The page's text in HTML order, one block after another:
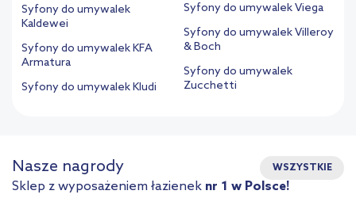
Syfony do umywalek
Kaldewei
Syfony do umywalek KFA
Armatura
Syfony do umywalek Kludi
Syfony do umywalek Viega
Syfony do umywalek Villeroy
& Boch
Syfony do umywalek
Zucchetti
Nasze nagrody WSZYSTKIE
Sklep z wyposażeniem łazienek nr 1 w Polsce!